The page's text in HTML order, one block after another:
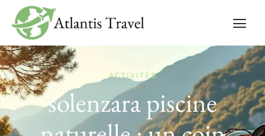
ACTIVITÉS
solenzara piscine